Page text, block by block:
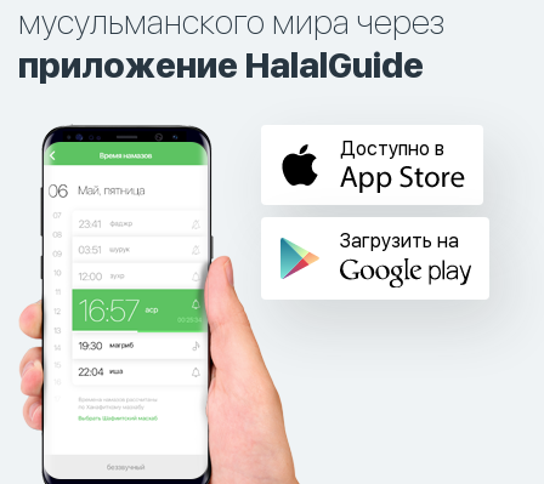
мусульманского мира через
приложение HalalGuide
Доступно в
Загрузить на